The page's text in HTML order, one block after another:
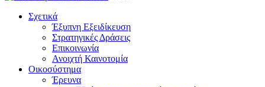
Σχετικά
Έξυπνη Εξειδίκευση
Στρατηγικές Δράσεις
Επικοινωνία
Ανοιχτή Καινοτομία
Οικοσύστημα
Έρευνα